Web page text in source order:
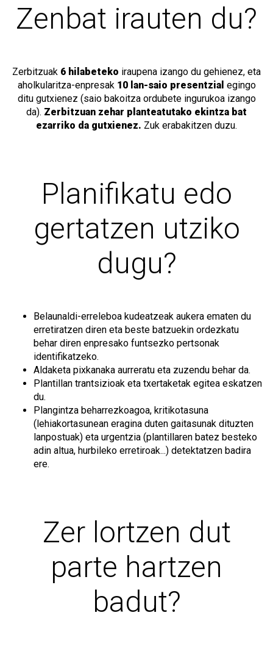
Zenbat irauten du?
Zerbitzuak 6 hilabeteko iraupena izango du gehienez, eta
aholkularitza-enpresak 10 lan-saio presentzial egingo
ditu gutxienez (saio bakoitza ordubete ingurukoa izango
da). Zerbitzuan zehar planteatutako ekintza bat
ezarriko da gutxienez. Zuk erabakitzen duzu.
Planifikatu edo
gertatzen utziko
dugu?
Belaunaldi-erreleboa kudeatzeak aukera ematen du
erretiratzen diren eta beste batzuekin ordezkatu
behar diren enpresako funtsezko pertsonak
identifikatzeko.
Aldaketa pixkanaka aurreratu eta zuzendu behar da.
Plantillan trantsizioak eta txertaketak egitea eskatzen
du.
Plangintza beharrezkoagoa, kritikotasuna
(lehiakortasunean eragina duten gaitasunak dituzten
lanpostuak) eta urgentzia (plantillaren batez besteko
adin altua, hurbileko erretiroak...) detektatzen badira
ere.
Zer lortzen dut
parte hartzen
badut?